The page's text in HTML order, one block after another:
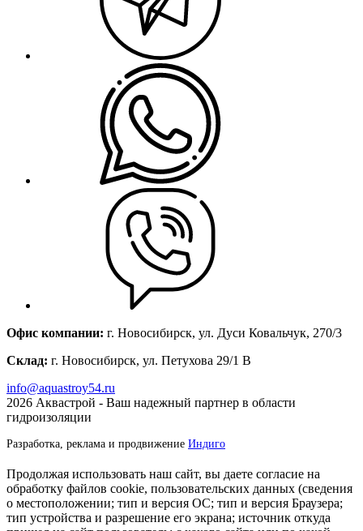
Офис компании: г. Новосибирск, ул. Дуси Ковальчук, 270/3
Склад: г. Новосибирск, ул. Петухова 29/1 В
info@aquastroy54.ru
2026 Аквастрой - Ваш надежный партнер в области
гидроизоляции
Разработка, реклама и продвижение Индиго
Продолжая использовать наш сайт, вы даете согласие на
обработку файлов cookie, пользовательских данных (сведения
о местоположении; тип и версия ОС; тип и версия Браузера;
тип устройства и разрешение его экрана; источник откуда